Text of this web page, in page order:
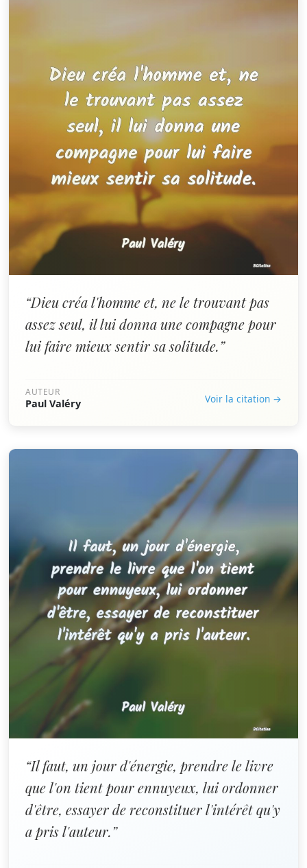
“Dieu créa l'homme et, ne le trouvant pas
assez seul, il lui donna une compagne pour
lui faire mieux sentir sa solitude.”
AUTEUR
Paul Valéry Voir la citation →
“Il faut, un jour d'énergie, prendre le livre
que l'on tient pour ennuyeux, lui ordonner
d'être, essayer de reconstituer l'intérêt qu'y
a pris l'auteur.”